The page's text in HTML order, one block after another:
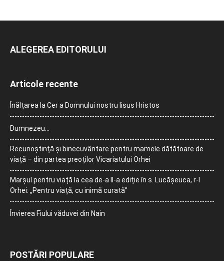
ALEGEREA EDITORULUI
Articole recente
Înălțarea la Cer a Domnului nostru Iisus Hristos
Dumnezeu…
Recunoștință și binecuvântare pentru mamele dătătoare de
viață – din partea preoților Vicariatului Orhei
Marșul pentru viață la cea de-a II-a ediție în s. Lucășeuca, r-l
Orhei: „Pentru viață, cu inimă curată”
Învierea Fiului văduvei din Nain
POSTĂRI POPULARE